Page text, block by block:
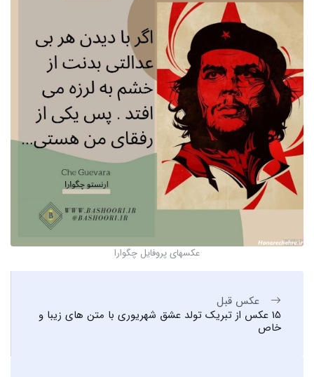
عکسهای پروفایل چگوارا
عکس قبل
15 عکس از تبریک تولد عشق شهریوری با متن های زیبا و
خاص